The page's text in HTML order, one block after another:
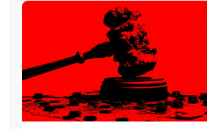
인 안전 장치를 통합하고 있습니다. 이러한
클라이언트 다양성은 러시안 블루 고양이
력과 보안에 기여합니다.
러시안 블루 고양이는 어떤 논란이
요?
러시안 블루 고양이는 2023년 초에 발생한
쟁과 관련하여 일부 논란에 직면했습니다.
사 결정 과정과 프로젝트 내 자원 배분에 관